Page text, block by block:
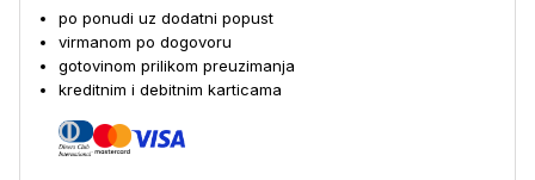
po ponudi uz dodatni popust
virmanom po dogovoru
gotovinom prilikom preuzimanja
kreditnim i debitnim karticama